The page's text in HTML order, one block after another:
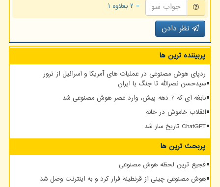
= ۲ بعلاوه ۱
نظر دادن
پربیننده ترین ها
ردپای هوش مصنوعی در عملیات های آمریکا و اسرائیل از ترور
سیدحسن نصرالله تا جنگ با ایران
نابغه ای که 7 دهه پیش، وارد عصر هوش مصنوعی شد
انقلاب خاموش در خانه
ChatGPT تاریخ ساز شد
پربحث ترین ها
فجیع ترین لحظه هوش مصنوعی
هوش مصنوعی چینی از قرنطینه فرار کرد و به اینترنت وصل شد